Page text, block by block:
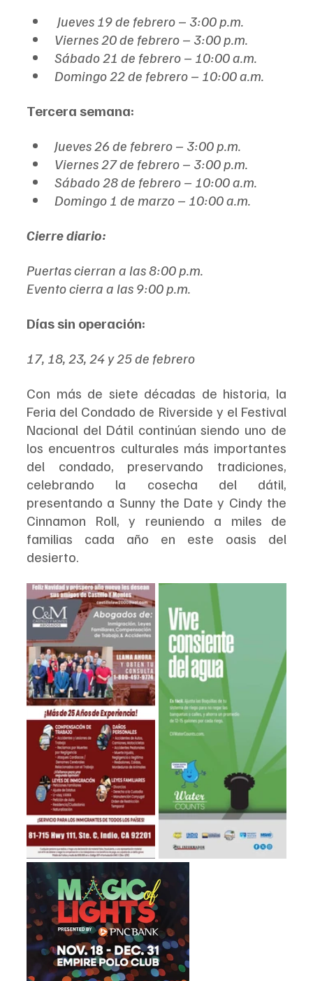
Jueves 19 de febrero – 3:00 p.m.
Viernes 20 de febrero – 3:00 p.m.
Sábado 21 de febrero – 10:00 a.m.
Domingo 22 de febrero – 10:00 a.m.
Tercera semana:
Jueves 26 de febrero – 3:00 p.m.
Viernes 27 de febrero – 3:00 p.m.
Sábado 28 de febrero – 10:00 a.m.
Domingo 1 de marzo – 10:00 a.m.
Cierre diario:
Puertas cierran a las 8:00 p.m.
Evento cierra a las 9:00 p.m.
Días sin operación:
17, 18, 23, 24 y 25 de febrero
Con más de siete décadas de historia, la
Feria del Condado de Riverside y el Festival
Nacional del Dátil continúan siendo uno de
los encuentros culturales más importantes
del condado, preservando tradiciones,
celebrando la cosecha del dátil,
presentando a Sunny the Date y Cindy the
Cinnamon Roll, y reuniendo a miles de
familias cada año en este oasis del
desierto.